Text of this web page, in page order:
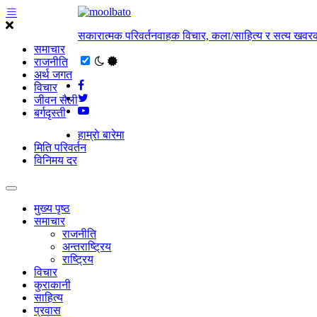
समाचार
राजनीति
अर्थ जगत
विचार
जीवन सैली
बर्गदृस्ती
सकारात्मक परिवर्तनवाहक विचार, कला/साहित्य र सत्य
हाम्राे बारेमा
मिति परिवर्तन
विनिमय दर
मुख्य पृष्ठ
समाचार
राजनीति
अन्तराष्ट्रिय
राष्ट्रिय
विचार
कुराकानी
साहित्य
प्रवास